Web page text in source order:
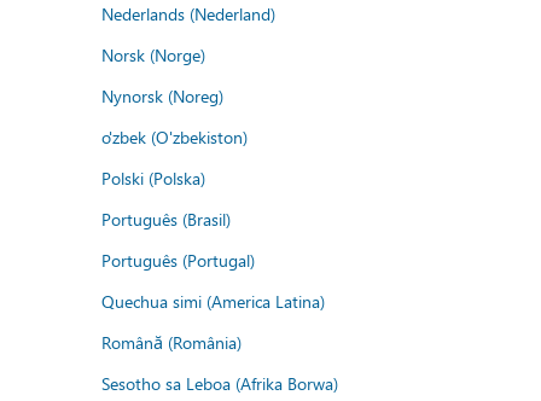
Nederlands (Nederland)
Norsk (Norge)
Nynorsk (Noreg)
o'zbek (O'zbekiston)
Polski (Polska)
Português (Brasil)
Português (Portugal)
Quechua simi (America Latina)
Română (România)
Sesotho sa Leboa (Afrika Borwa)